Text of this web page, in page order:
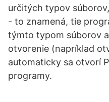
určitých typov
- to znamená, tie
týmto typom súborov
otvorenie (napríklad
automaticky sa otvorí
programy.